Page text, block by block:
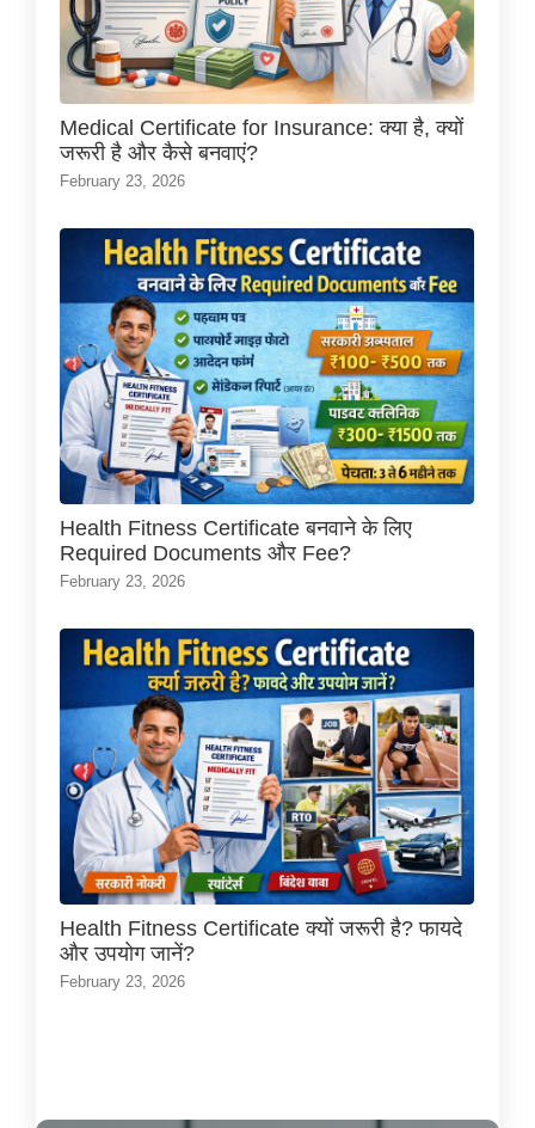
Medical Certificate for Insurance: क्या है, क्यों
जरूरी है और कैसे बनवाएं?
February 23, 2026
Health Fitness Certificate बनवाने के लिए
Required Documents और Fee?
February 23, 2026
Health Fitness Certificate क्यों जरूरी है? फायदे
और उपयोग जानें?
February 23, 2026